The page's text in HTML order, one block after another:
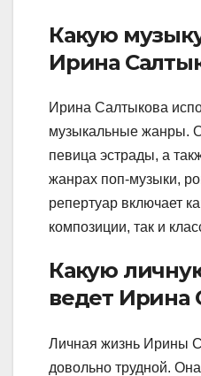
Какую
Ирина
Ирина Салтыкова
музыкальные жанры.
певица эстрады, а
жанрах поп-музыки,
репертуар включает
композиции, так и
Какую
ведет Ирина
Личная жизнь Ирины
довольно трудной.